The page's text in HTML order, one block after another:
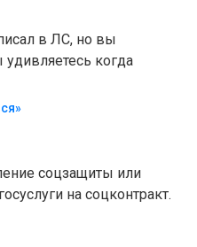
в ЛС, но вы
когда
соцзащиты или
на соцконтракт.